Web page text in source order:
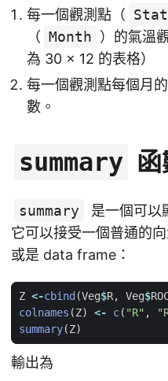
每一個觀測點（
（ Month ）的氣溫
為 30 × 12 的表格）
每一個觀測點每個月
數。
summary
summary
是一個可以
它可以接受一個普通的向
或是 data frame：
Z <-cbind (Veg$R, Veg$
colnames (Z) <- c( "R" ,
summary(Z)
輸出為